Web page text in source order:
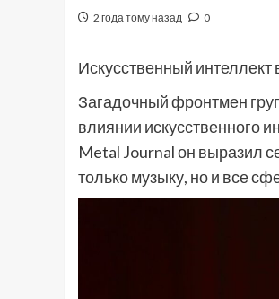
2 года тому назад 0
Искусственный
Загадочный фронтмен
влиянии искусственного
Metal Journal он выразил
только музыку, но и все